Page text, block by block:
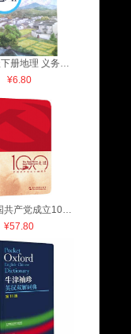
K 八年级下册地理 义务教育教科书
¥6.80
走过 中国共产党成立100周年
¥57.80